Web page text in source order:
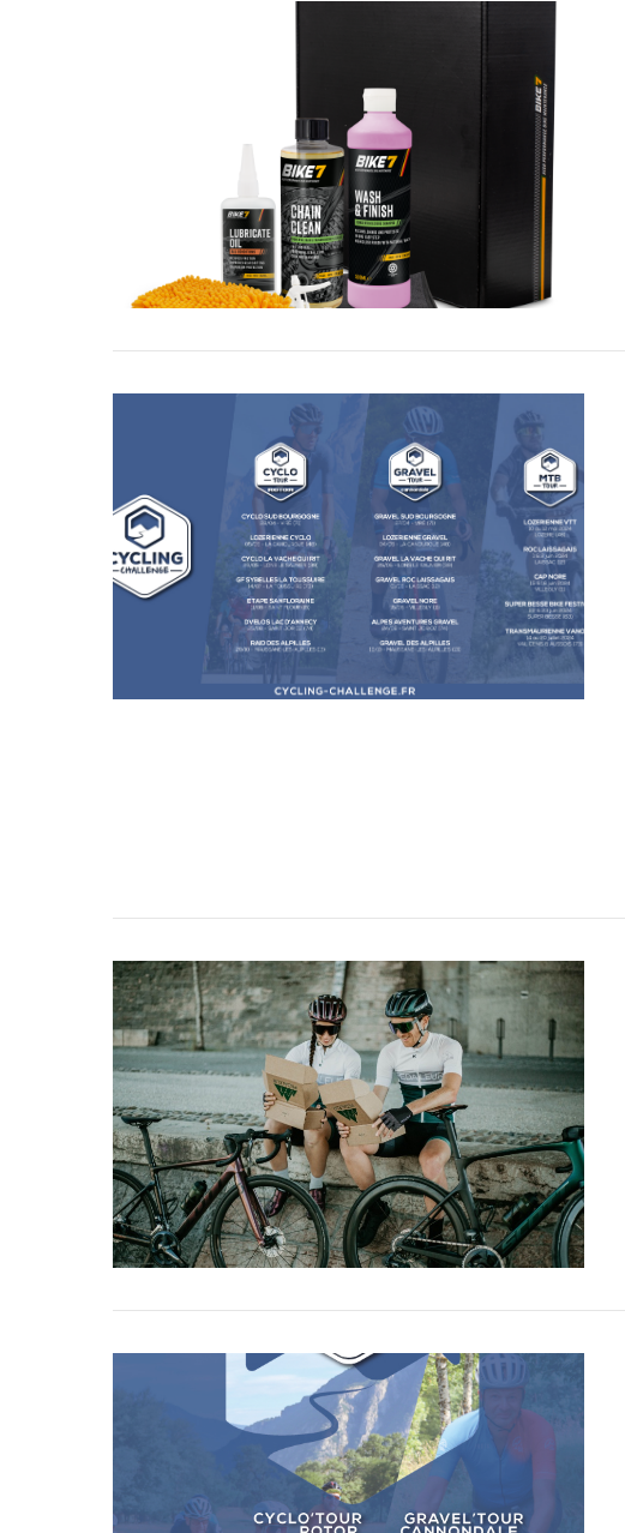
VIEW POST